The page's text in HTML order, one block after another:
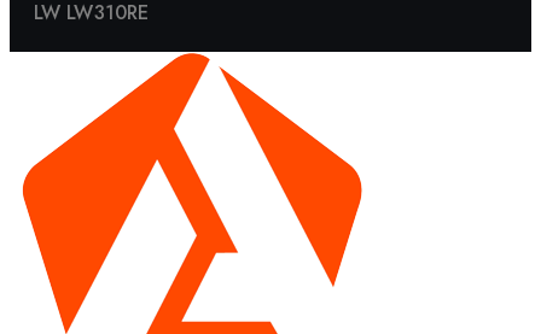
LW LW310RE